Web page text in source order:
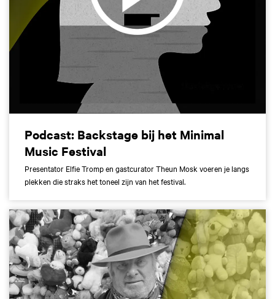
Podcast: Backstage bij het Minimal
Music Festival
Presentator Elfie Tromp en gastcurator Theun Mosk voeren je langs
plekken die straks het toneel zijn van het festival.